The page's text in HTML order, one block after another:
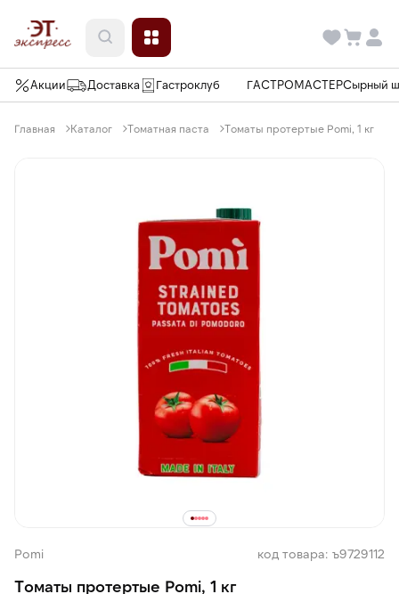
Акции Доставка Гастроклуб ГАСТРОМАСТЕРСырный
Главная Каталог Томатная паста Томаты протертые Pomi, 1 кг
Pomi код товара: ъ9729112
Томаты протертые Pomi, 1 кг